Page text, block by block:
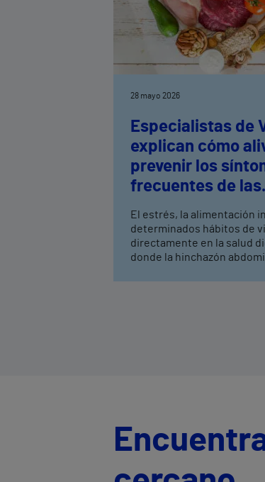
28 mayo 2026
Especialistas de
explican cómo
prevenir los
frecuentes de las
molestias
cotidianas
El estrés, la alimentación
determinados hábitos de
directamente en la salud
donde la hinchazón